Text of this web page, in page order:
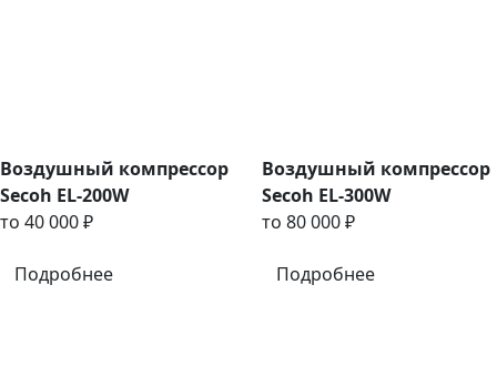
Воздушный компрессор
Secoh EL-200W
то 40 000 ₽
Подробнее
Воздушный компрессор
Secoh EL-300W
то 80 000 ₽
Подробнее